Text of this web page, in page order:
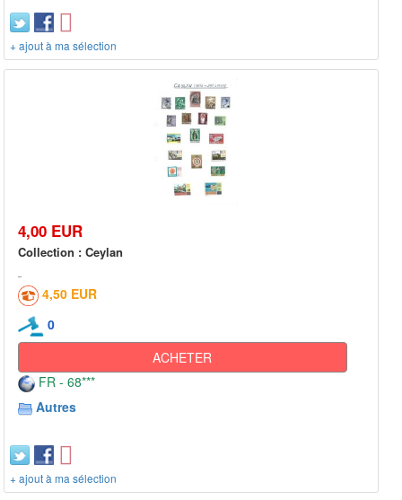
+ ajout à ma sélection
4,00 EUR
Collection : Ceylan
4,50 EUR
0
ACHETER
FR - 68***
Autres
+ ajout à ma sélection